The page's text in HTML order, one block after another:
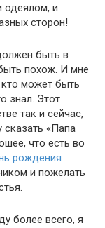
одеялом, и
сторон!
быть в
похож. И мне
может быть
знал. Этот
так и сейчас,
сказать «Папа
что есть во
рождения
и пожелать
более всего, я